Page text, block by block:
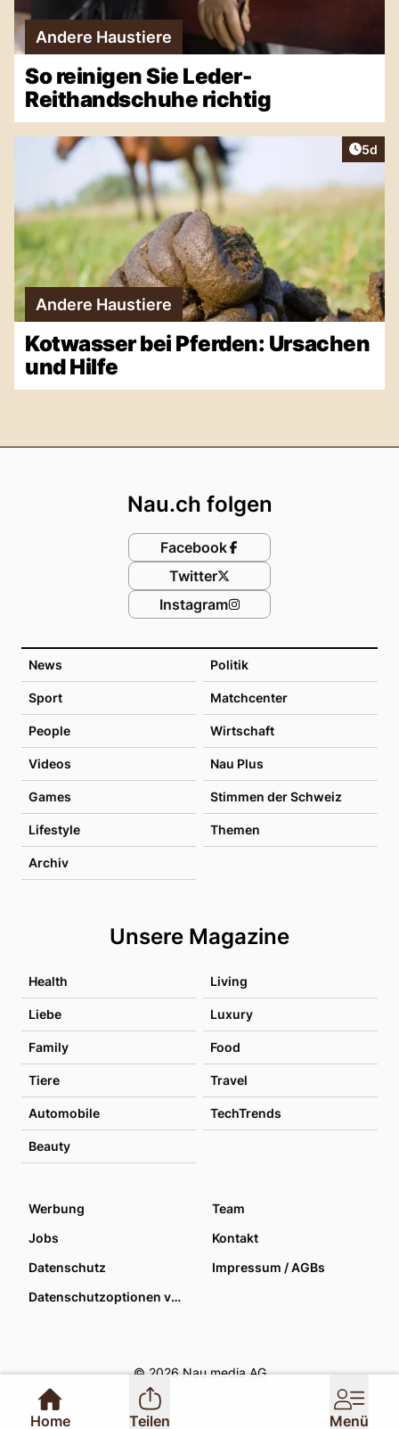
Andere Haustiere
So reinigen Sie Leder-
Reithandschuhe richtig
5d
Andere Haustiere
Kotwasser bei Pferden: Ursachen
und Hilfe
News Politik
Sport Matchcenter
People Wirtschaft
Videos Nau Plus
Games Stimmen der Schweiz
Lifestyle Themen
Archiv
Unsere Magazine
Health Living
Liebe Luxury
Family Food
Tiere Travel
Automobile TechTrends
Beauty
Nau.ch folgen
Facebook
Twitter
Instagram
Werbung
Team
Jobs
Kontakt
Datenschutz
Impressum / AGBs
Datenschutzoptionen verwalten
© 2026 Nau media AG
Home Teilen Menü